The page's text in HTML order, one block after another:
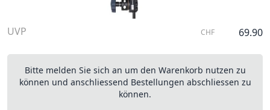
UVP CHF 69.90
Bitte melden Sie sich an um den Warenkorb nutzen zu
können und anschliessend Bestellungen abschliessen zu
können.